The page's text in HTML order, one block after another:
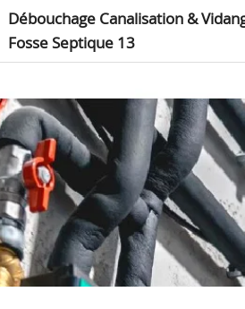
Débouchage Canalisation &
Fosse Septique 13